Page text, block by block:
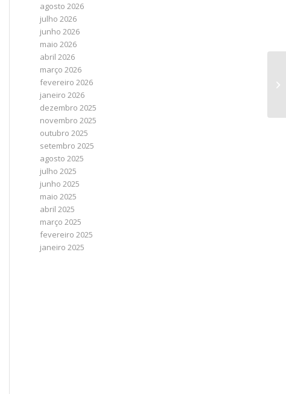
agosto 2026
julho 2026
junho 2026
maio 2026
abril 2026
março 2026
fevereiro 2026
janeiro 2026
dezembro 2025
novembro 2025
outubro 2025
setembro 2025
agosto 2025
julho 2025
junho 2025
maio 2025
abril 2025
março 2025
fevereiro 2025
janeiro 2025